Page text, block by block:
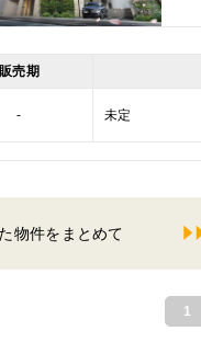
販売期
- 未定
物件をまとめて
1